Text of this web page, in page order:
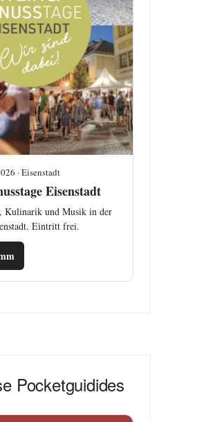
· Eisenstadt
Eisenstadt
Kulinarik und Musik in der
Eintritt frei.
Pocketguidides